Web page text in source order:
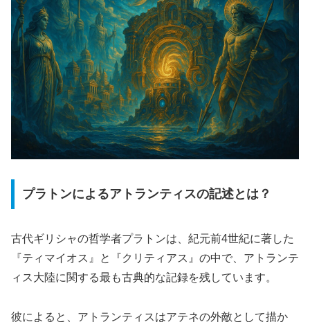
プラトンによるアトランティスの記述とは？
古代ギリシャの哲学者プラトンは、紀元前4世紀に著した
『ティマイオス』と『クリティアス』の中で、アトランテ
ィス大陸に関する最も古典的な記録を残しています。
彼によると、アトランティスはアテネの外敵として描か